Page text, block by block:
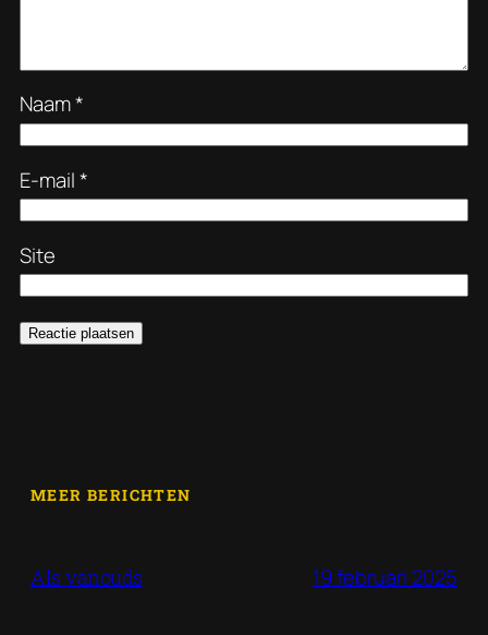
Naam*
E-mail*
Site
MEER BERICHTEN
Als vanouds 19 februari 2025